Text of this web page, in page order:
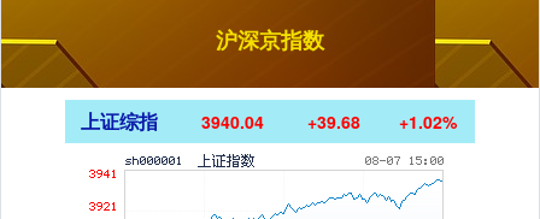
沪深京指数
上证综指 3940.04 +39.68 +1.02%